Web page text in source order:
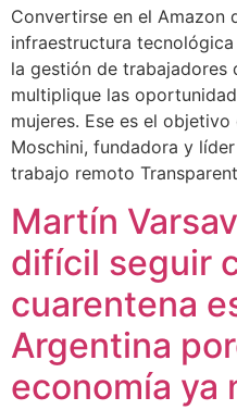
Convertirse en el Amazon
infraestructura
la gestión de
multiplique las
mujeres. Ese es el
Moschini, fundadora y
trabajo remoto
Martín
difícil seguir
cuarentena
Argentina
economía ya